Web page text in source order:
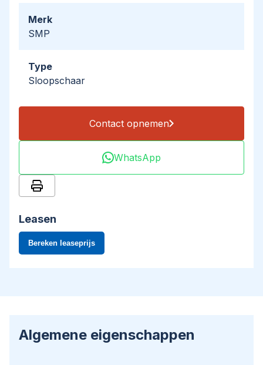
Merk
SMP
Type
Sloopschaar
Contact opnemen
WhatsApp
Leasen
Algemene eigenschappen